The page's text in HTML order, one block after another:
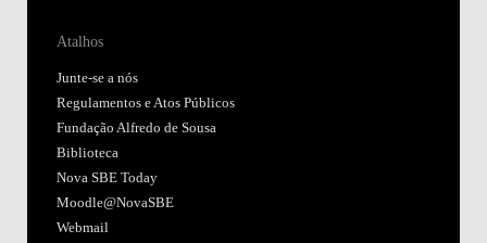
Atalhos
Junte-se a nós
Regulamentos e Atos Públicos
Fundação Alfredo de Sousa
Biblioteca
Nova SBE Today
Moodle@NovaSBE
Webmail